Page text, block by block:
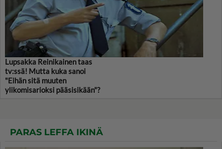
Lupsakka Reinikainen taas
tv:ssä! Mutta kuka sanoi
"Eihän sitä muuten
ylikomisarioksi pääsisikään"?
PARAS LEFFA IKINÄ